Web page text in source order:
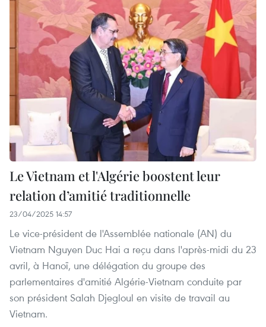
Le Vietnam et l'Algérie boostent leur
relation d’amitié traditionnelle
23/04/2025 14:57
Le vice-président de l'Assemblée nationale (AN) du
Vietnam Nguyen Duc Hai a reçu dans l'après-midi du 23
avril, à Hanoï, une délégation du groupe des
parlementaires d'amitié Algérie-Vietnam conduite par
son président Salah Djegloul en visite de travail au
Vietnam.